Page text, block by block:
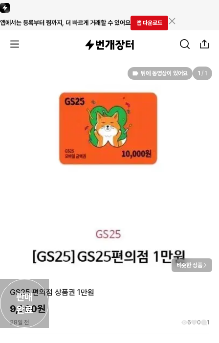
앱에서는 등록부터 찜까지, 더 빠르게 거래할 수 있어요 앱 다운로드
판매
완료
뒤에 동영상이 있어요 1 / 1
비슷한 상품
GS25 편의점 상품권 1만원
9,000원
28일 전 6 0 1